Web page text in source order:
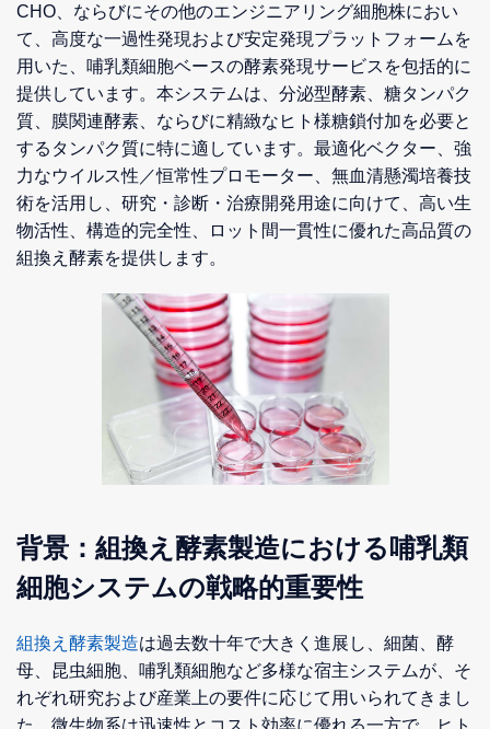
CHO、ならびにその他のエンジニアリング細胞株におい
て、高度な一過性発現および安定発現プラットフォームを
用いた、哺乳類細胞ベースの酵素発現サービスを包括的に
提供しています。本システムは、分泌型酵素、糖タンパク
質、膜関連酵素、ならびに精緻なヒト様糖鎖付加を必要と
するタンパク質に特に適しています。最適化ベクター、強
力なウイルス性／恒常性プロモーター、無血清懸濁培養技
術を活用し、研究・診断・治療開発用途に向けて、高い生
物活性、構造的完全性、ロット間一貫性に優れた高品質の
組換え酵素を提供します。
背景：組換え酵素製造における哺乳類
細胞システムの戦略的重要性
組換え酵素製造は過去数十年で大きく進展し、細菌、酵
母、昆虫細胞、哺乳類細胞など多様な宿主システムが、そ
れぞれ研究および産業上の要件に応じて用いられてきまし